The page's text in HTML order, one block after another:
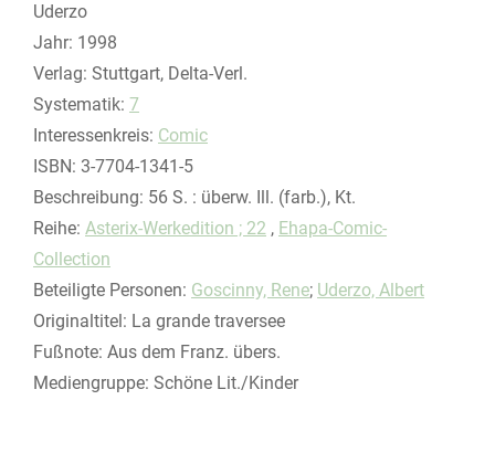
Uderzo
Jahr: 1998
Verlag: Stuttgart, Delta-Verl.
opens in new tab
Diesen Link in neuem Tab öffnen
Systematik: Suche nach dieser Systematik
7
Interessenkreis: Suche nach diesem Interessenskreis
Comic
ISBN: 3-7704-1341-5
Beschreibung: 56 S. : überw. Ill. (farb.), Kt.
Reihe: Asterix-Werkedition ; 22 , Ehapa-Comic-
Collection
Beteiligte Personen: Suche nach dieser Beteiligten Person
Goscinny, Rene; Uderzo, Albert
Originaltitel: La grande traversee
Fußnote: Aus dem Franz. übers.
Mediengruppe: Schöne Lit./Kinder